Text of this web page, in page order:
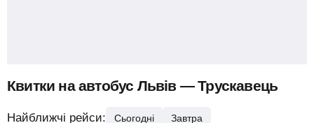
Квитки на автобус Львів — Трускавець
Найближчі рейси: Сьогодні Завтра